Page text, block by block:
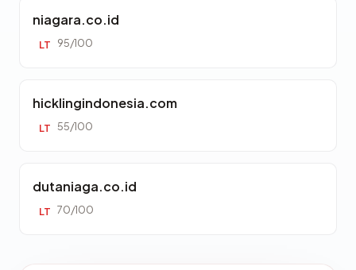
niagara.co.id
LT 95/100
hicklingindonesia.com
LT 55/100
dutaniaga.co.id
LT 70/100